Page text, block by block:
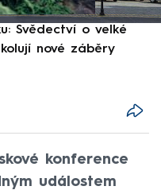
Svědectví o velké
nové záběry
konference
událostem